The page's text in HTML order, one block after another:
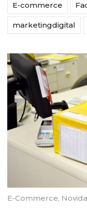
E-commerce
marketingdigital
E-Commerce,